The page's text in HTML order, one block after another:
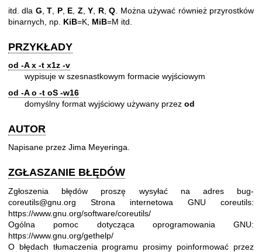
itd. dla G ,T P, E Z ,Y R,Q . Można używać również przyrostków
binarnych, np. KiB=K, MiB=M itd.
PRZYKŁADY
od -A x -t x1z -v
wypisuje w szesnastkowym formacie wyjściowym
od -A o -t oS -w16
domyślny format wyjściowy używany przez od
AUTOR
Napisane przez Jima Meyeringa.
ZGŁASZANIE BŁĘDÓW
Zgłoszenia błędów proszę wysyłać na adres bug-
coreutils@gnu.org Strona internetowa GNU coreutils:
https://www.gnu.org/software/coreutils/
Ogólna pomoc dotycząca oprogramowania GNU:
https://www.gnu.org/gethelp/
O błędach tłumaczenia programu prosimy poinformować przez